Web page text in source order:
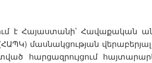
է Հայաստանի՝ Հավաքական
մասնակցության
հարցազրույցում